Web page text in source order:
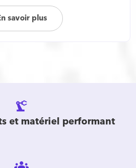
savoir plus
precision_manufacturing
et matériel performant
groups